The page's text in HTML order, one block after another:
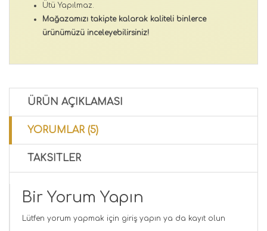
Ütü Yapılmaz.
Mağazamızı takipte kalarak kaliteli binlerce
ürünümüzü inceleyebilirsiniz!
ÜRÜN AÇIKLAMASI
YORUMLAR (5)
TAKSITLER
Bir Yorum Yapın
Lütfen yorum yapmak için giriş yapın ya da kayıt olun